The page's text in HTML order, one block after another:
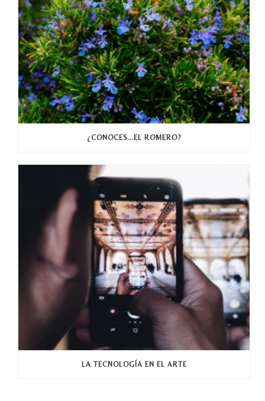
¿CONOCES…EL ROMERO?
LA TECNOLOGÍA EN EL ARTE